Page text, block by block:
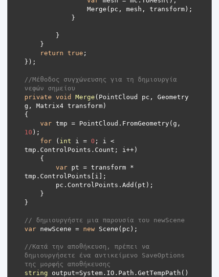
return true
//Μέθοδος συγχώνευσης για τη δημιουργία
νεφών σημείου
private void Merge ( PointCloud pc, Geometry
g, Matrix4 transform)
var
10
for ( int i = 0 ; i <
var pt = transform *
// δημιουργήστε μια παρουσία του newScene
var newScene = new
//Κατά την αποθήκευση, πρέπει να
δημιουργήσετε ένα αντικείμενο SaveOptions
της μορφής αποθήκευσης
string output=System.IO.Path.GetTempPath()